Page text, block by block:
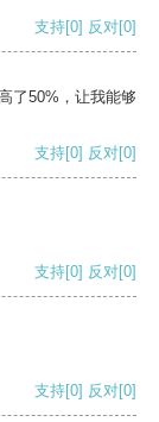
支持[0] 反对[0]
了50%，让我能够
支持[0] 反对[0]
支持[0] 反对[0]
支持[0] 反对[0]